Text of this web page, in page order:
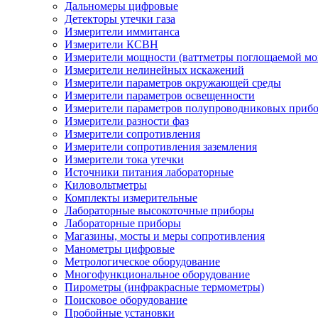
Дальномеры цифровые
Детекторы утечки газа
Измерители иммитанса
Измерители КСВН
Измерители мощности (ваттметры поглощаемой
Измерители нелинейных искажений
Измерители параметров окружающей среды
Измерители параметров освещенности
Измерители параметров полупроводниковых
Измерители разности фаз
Измерители сопротивления
Измерители сопротивления заземления
Измерители тока утечки
Источники питания лабораторные
Киловольтметры
Комплекты измерительные
Лабораторные высокоточные приборы
Лабораторные приборы
Магазины, мосты и меры сопротивления
Манометры цифровые
Метрологическое оборудование
Многофункциональное оборудование
Пирометры (инфракрасные термометры)
Поисковое оборудование
Пробойные установки